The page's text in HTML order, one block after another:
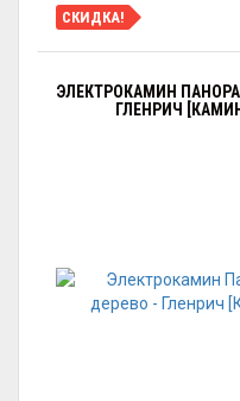
СКИДКА!
ЭЛЕКТРОКАМИН
ГЛЕНРИЧ [КАМИН